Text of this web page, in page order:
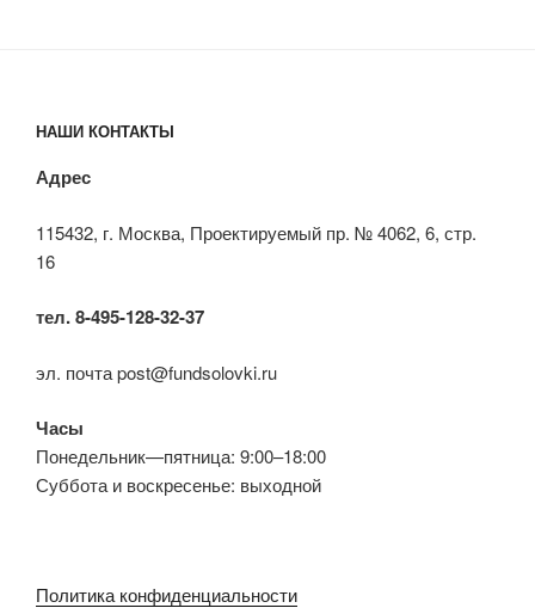
НАШИ КОНТАКТЫ
Адрес
115432, г. Москва, Проектируемый пр. № 4062, 6, стр.
16
тел. 8-495-128-32-37
эл. почта post@fundsolovki.ru
Часы
Понедельник—пятница: 9:00–18:00
Суббота и воскресенье: выходной
Политика конфиденциальности